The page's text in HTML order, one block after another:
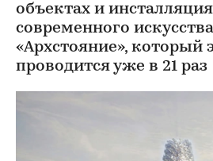
объектах и
современного
«Архстояние», который
проводится уже в 21 раз